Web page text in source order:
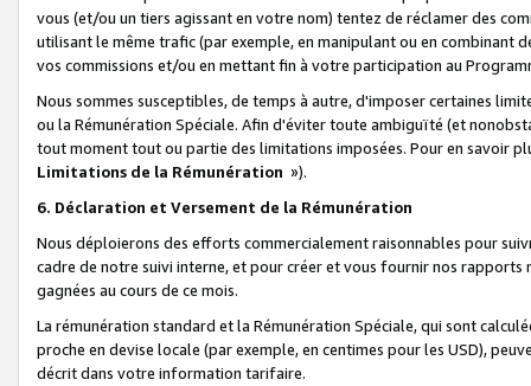
vous (et/ou un tiers agissant en votre nom) tentez de réclamer des
utilisant le même trafic (par exemple, en manipulant ou en combinant
vos commissions et/ou en mettant fin à votre participation au
Nous sommes susceptibles, de temps à autre, d'imposer certaines
ou la Rémunération Spéciale. Afin d'éviter toute ambiguïté (et
tout moment tout ou partie des limitations imposées. Pour en savoir
Limitations de la Rémunération »).
6. Déclaration et Versement de la Rémunération
Nous déploierons des efforts commercialement raisonnables pour
cadre de notre suivi interne, et pour créer et vous fournir nos
gagnées au cours de ce mois.
La rémunération standard et la Rémunération Spéciale, qui sont
proche en devise locale (par exemple, en centimes pour les USD),
décrit dans votre information tarifaire.